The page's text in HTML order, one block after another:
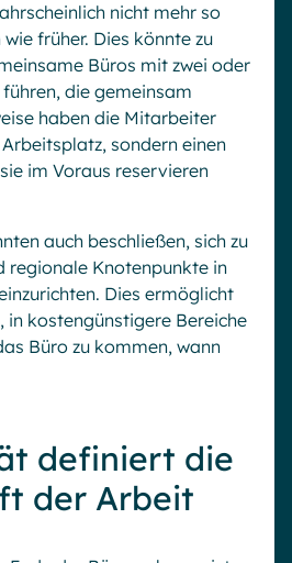
nicht mehr so
früher. Dies könnte zu
Büros mit zwei oder
die gemeinsam
haben die Mitarbeiter
sondern einen
im Voraus reservieren
auch beschließen, sich zu
regionale Knotenpunkte in
Dies ermöglicht
in kostengünstigere Bereiche
Büro zu kommen, wann
definiert die
der Arbeit